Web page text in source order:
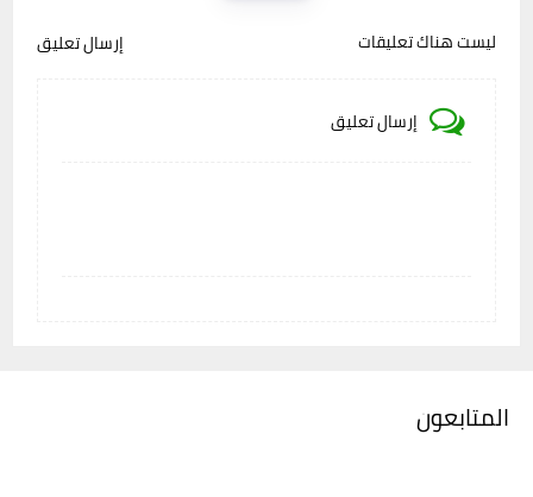
ليست هناك تعليقات إرسال تعليق
إرسال تعليق
المتابعون